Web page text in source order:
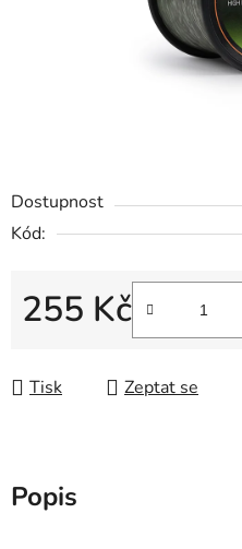
Dostupnost
Kód:
255 Kč
Tisk Zeptat se
Popis